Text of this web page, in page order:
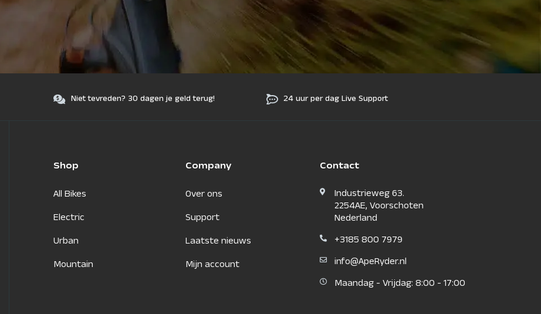
Niet tevreden? 30 dagen je geld terug! 24 uur per dag Live Support
Shop
All Bikes
Electric
Urban
Mountain
Company
Over ons
Support
Laatste nieuws
Mijn account
Contact
Industrieweg 63.
2254AE, Voorschoten
Nederland
+3185 800 7979
info@ApeRyder.nl
Maandag - Vrijdag: 8:00 - 17:00